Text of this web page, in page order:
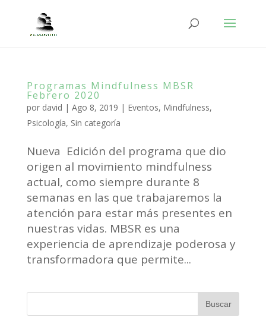
Programas Mindfulness MBSR
Febrero 2020
por david | Ago 8, 2019 | Eventos, Mindfulness,
Psicología, Sin categoría
Nueva Edición del programa que dio
origen al movimiento mindfulness
actual, como siempre durante 8
semanas en las que trabajaremos la
atención para estar más presentes en
nuestras vidas. MBSR es una
experiencia de aprendizaje poderosa y
transformadora que permite...